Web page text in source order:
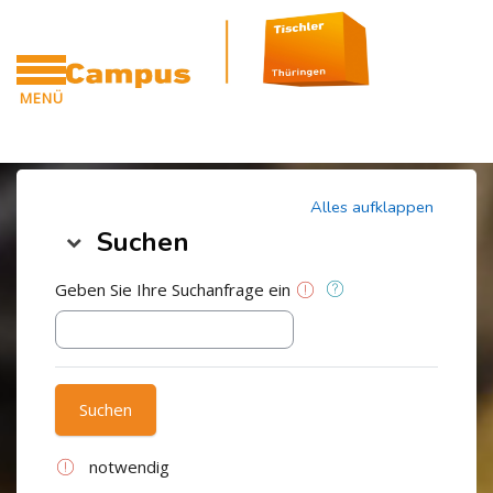
MENÜ
Zum Hauptinhalt
Blöcke
Blöcke Alles aufklappen
SuchenSuchen
Geben Sie Ihre Suchanfrage ein
notwendig